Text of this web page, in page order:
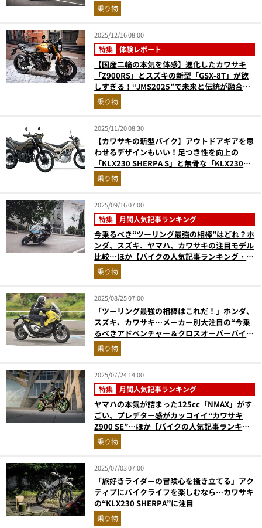
乗り物
2025/12/16 08:00
特集 体験レポート
【国産二輪の本気を体感】進化したカワサキ
「Z900RS」とスズキの新型「GSX-8T」が欲
しすぎる！“JMS2025”で未来と伝統が融合し
た最新バイクを徹底レポ
乗り物
2025/11/20 08:30
【カワサキの新型バイク】アウトドアギアを思
わせるデザインもいい！足つき性を向上の
「KLX230 SHERPA S」と無骨な「KLX230
DF」が新登場
乗り物
2025/09/16 07:00
特集 月間人気記事ランキング
今乗るべき“ツーリング最強の相棒”はどれ？ホ
ンダ、スズキ、ヤマハ、カワサキの注目モデル
比較…ほか【バイクの人気記事ランキング・8
月版】
乗り物
2025/08/25 07:00
「ツーリング最強の相棒はこれだ！」ホンダ、
スズキ、カワサキ…メーカー別大注目の“今乗
るべきアドベンチャー＆クロスオーバーバイ
ク”5モデルを徹底解説
乗り物
2025/07/24 14:00
特集 月間人気記事ランキング
ヤマハの本気が詰まった125cc「NMAX」がす
ごい、プレデター感がカッコイイ“カワサキ
Z900 SE”…ほか【バイクの人気記事ランキン
グベスト3】（2025年6月版）
乗り物
2025/07/03 07:00
「旅好きライダーの冒険心を掻き立てる」アク
ティブにバイクライフを楽しむなら…カワサキ
の“KLX230 SHERPA”に注目
乗り物